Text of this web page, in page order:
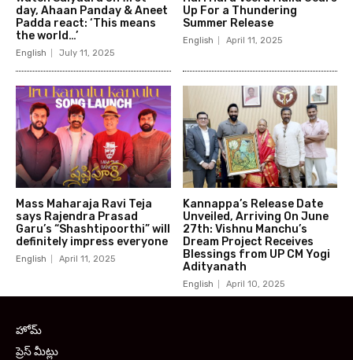
day, Ahaan Panday & Aneet
Padda react: ‘This means
the world…’
English July 11, 2025
Up For a Thundering
Summer Release
English April 11, 2025
Mass Maharaja Ravi Teja
says Rajendra Prasad
Garu’s “Shashtipoorthi” will
definitely impress everyone
English April 11, 2025
Kannappa’s Release Date
Unveiled, Arriving On June
27th: Vishnu Manchu’s
Dream Project Receives
Blessings from UP CM Yogi
Adityanath
English April 10, 2025
హోమ్
ప్రెస్ మీట్లు